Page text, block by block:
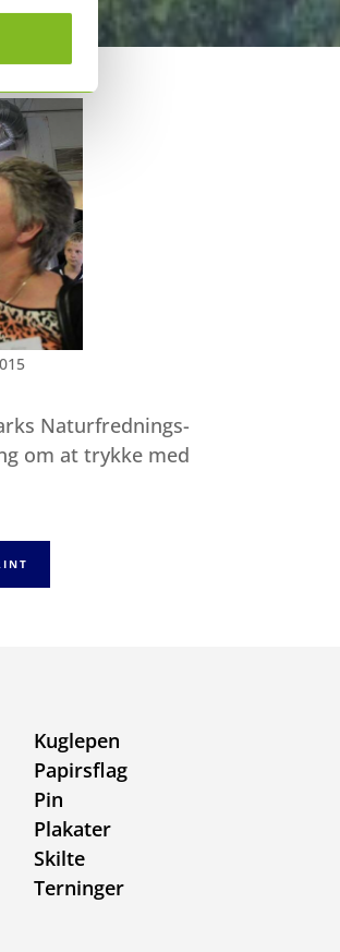
Naturfrednings-
om at trykke med
Kuglepen
Papirsflag
Pin
Plakater
Skilte
Terninger